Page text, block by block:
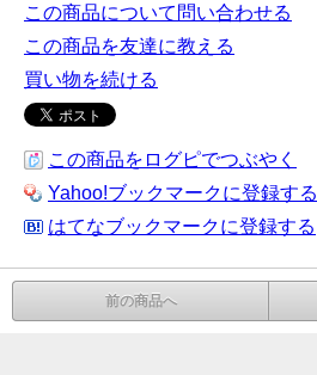
この商品について問い合わせる
この商品を友達に教える
買い物を続ける
この商品をログピでつぶやく
Yahoo!ブックマークに登録する
はてなブックマークに登録する
前の商品へ